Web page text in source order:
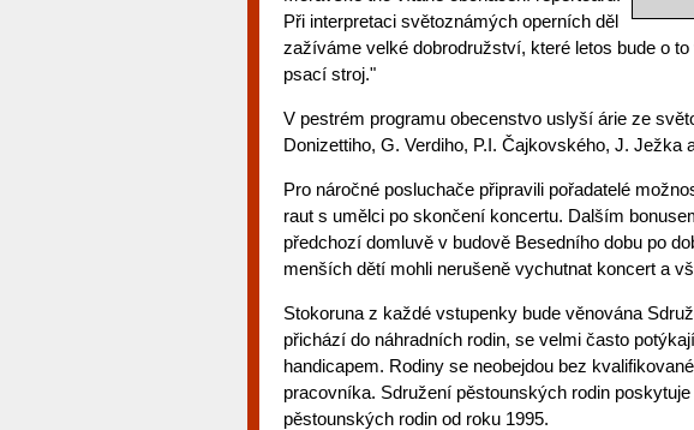
Při interpretaci světoznámých operních děl
zažíváme velké dobrodružství, které letos bude o
psací stroj."
V pestrém programu obecenstvo uslyší árie ze
Donizettiho, G. Verdiho, P.I. Čajkovského, J. Ježka
Pro náročné posluchače připravili pořadatelé
raut s umělci po skončení koncertu. Dalším
předchozí domluvě v budově Besedního dobu po
menších dětí mohli nerušeně vychutnat koncert a
Stokoruna z každé vstupenky bude věnována
přichází do náhradních rodin, se velmi často
handicapem. Rodiny se neobejdou bez
pracovníka. Sdružení pěstounských rodin
pěstounských rodin od roku 1995.